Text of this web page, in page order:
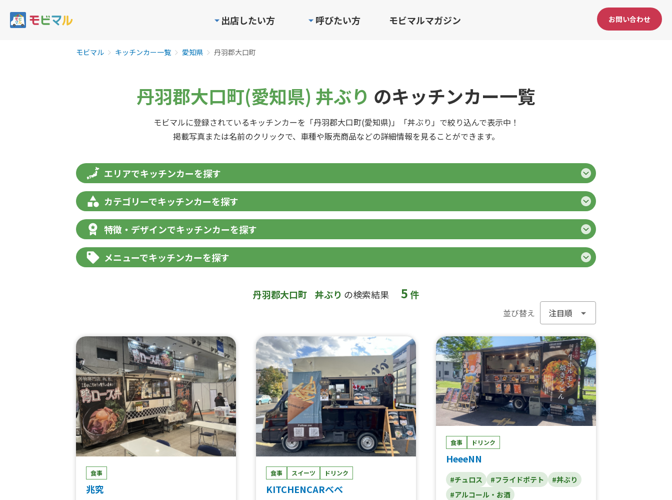
出店したい方 呼びたい方 モビマルマガジン お問い合わせ
モビマル キッチンカー一覧 愛知県 丹羽郡大口町
丹羽郡大口町(愛知県) 丼ぶり のキッチンカー一覧
モビマルに登録されているキッチンカーを「丹羽郡大口町(愛知県)」「丼ぶり」で絞り込んで表示中！
掲載写真または名前のクリックで、車種や販売商品などの詳細情報を見ることができます。
エリアでキッチンカーを探す
カテゴリーでキッチンカーを探す
特徴・デザインでキッチンカーを探す
メニューでキッチンカーを探す
丹羽郡大口町 丼ぶり の検索結果 5件
並び替え
食事
兆究
食事 スイーツ ドリンク
KITCHENCARべべ
食事 ドリンク
HeeeNN
#チュロス #フライドポテト
#丼ぶり
#アルコール・お酒